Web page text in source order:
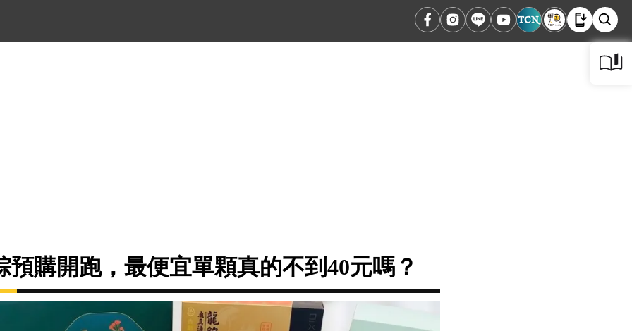
預購開跑，最便宜單顆真的不到40元嗎？